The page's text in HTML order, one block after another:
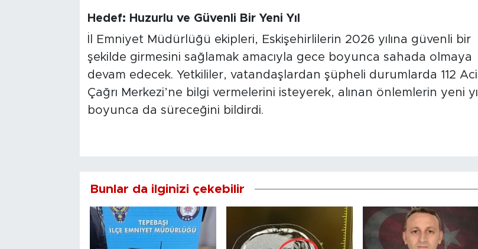
Hedef: Huzurlu ve Güvenli Bir Yeni Yıl
İl Emniyet Müdürlüğü ekipleri, Eskişehirlilerin 2026 yılına güvenli bir
şekilde girmesini sağlamak amacıyla gece boyunca sahada olmaya
devam edecek. Yetkililer, vatandaşlardan şüpheli durumlarda 112 Acil
Çağrı Merkezi’ne bilgi vermelerini isteyerek, alınan önlemlerin yeni yıl
boyunca da süreceğini bildirdi.
Bunlar da ilginizi çekebilir